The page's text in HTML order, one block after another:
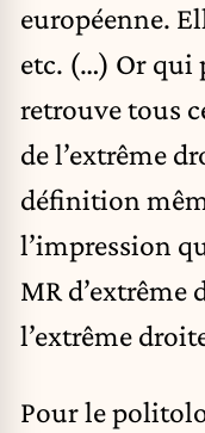
européenne.
etc. (…) Or qui
retrouve tous
de l’extrême
définition
l’impression
MR d’extrême
l’extrême
Pour le